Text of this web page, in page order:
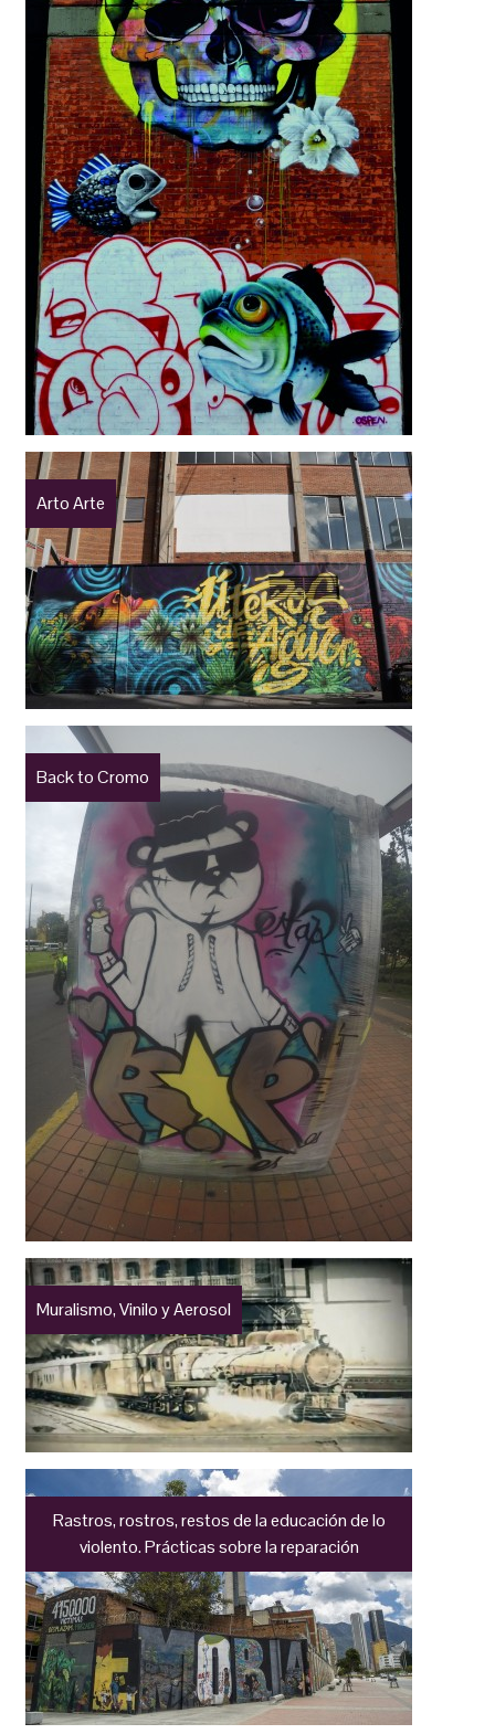
Arto Arte
Back to Cromo
Muralismo, Vinilo y Aerosol
Rastros, rostros, restos de la educación de lo
violento. Prácticas sobre la reparación